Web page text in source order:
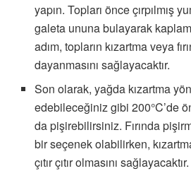
yapın. Topları önce çırpılmış
galeta ununa bulayarak
adım, topların kızartma veya
dayanmasını sağlayacaktır.
Son olarak, yağda kızartma
edebileceğiniz gibi 200°C’de
da pişirebilirsiniz. Fırında
bir seçenek olabilirken,
çıtır çıtır olmasını sağlayacaktır.